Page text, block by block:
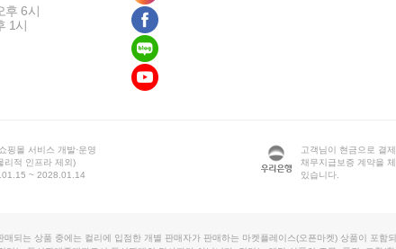
후 6시
1시
핑몰 서비스 개발·운영
리적 인프라 제외)
~ 2028.01.14
고객님이 현금으로 결
채무지급보증 계약을
있습니다.
매되는 상품 중에는 컬리에 입점한 개별 판매자가 판매하는 마켓플레이스(오픈마켓) 상품이 포함